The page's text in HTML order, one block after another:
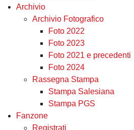
Archivio
Archivio Fotografico
Foto 2022
Foto 2023
Foto 2021 e precedenti
Foto 2024
Rassegna Stampa
Stampa Salesiana
Stampa PGS
Fanzone
Registrati